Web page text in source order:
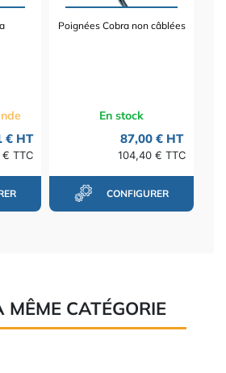
€ HT
TTC
Poignées Cobra non câblées
En stock
87,00 € HT
104,40 € TTC
CONFIGURER
CATÉGORIE